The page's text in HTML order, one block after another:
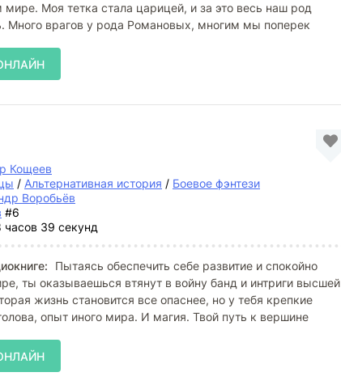
мире. Моя тетка стала царицей, и за это весь наш род
Много врагов у рода Романовых, многим мы поперек
Кощеев
/ Альтернативная история / Боевое фэнтези
Воробьёв
#6
часов 39 секунд
Пытаясь обеспечить себе развитие и спокойно
ты оказываешься втянут в войну банд и интриги высшей
жизнь становится все опаснее, но у тебя крепкие
опыт иного мира. И магия. Твой путь к вершине